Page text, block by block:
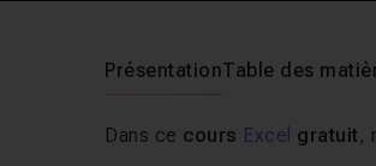
PrésentationTable des
Dans ce cours Excel gratuit ,